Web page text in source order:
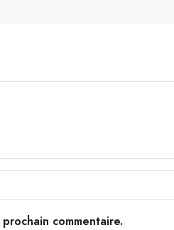
commentaire.